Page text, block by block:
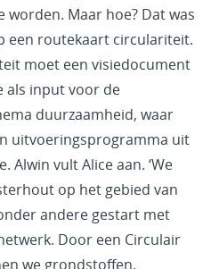
Maar hoe? Dat was
een routekaart circulariteit.
moet een visiedocument
als input voor de
duurzaamheid, waar
uitvoeringsprogramma uit
Alwin vult Alice aan. ‘We
op het gebied van
andere gestart met
Door een Circulair
we grondstoffen,